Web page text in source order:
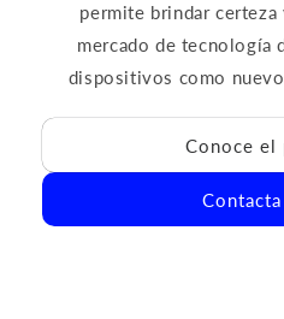
permite brindar certeza
mercado de tecnología
dispositivos como
Conoce el